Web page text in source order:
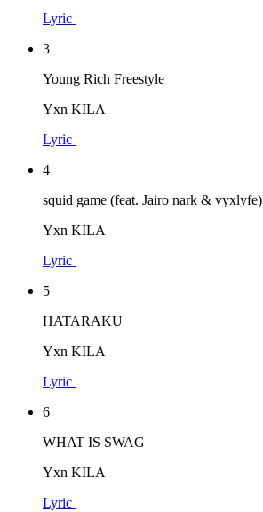
Lyric
3
Young Rich Freestyle
Yxn KILA
Lyric
4
squid game (feat. Jairo nark & vyxlyfe)
Yxn KILA
Lyric
5
HATARAKU
Yxn KILA
Lyric
6
WHAT IS SWAG
Yxn KILA
Lyric